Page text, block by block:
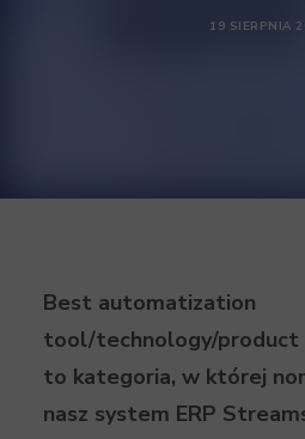
19 SIERPNIA
Best automatization
tool/technology/product
to kategoria, w której
nasz system ERP